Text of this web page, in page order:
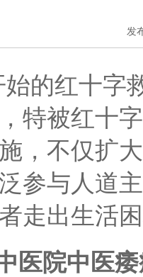
发
始的红十字
特被红十
，不仅扩
参与人道
走出生活
医院中医